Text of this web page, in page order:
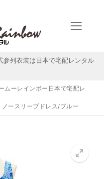
参列衣装は日本で宅配レンタル
ムーレインボー日本で宅配レ
ースリーブドレス/ブルー